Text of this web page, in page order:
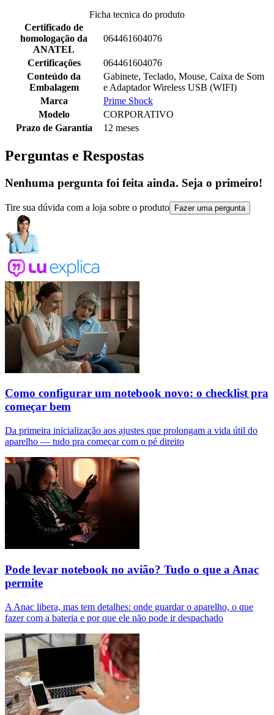
Ficha tecnica do produto
Certificado de
homologação da
ANATEL
064461604076
Certificações
064461604076
Conteúdo da
Embalagem
Gabinete, Teclado, Mouse, Caixa de Som
e Adaptador Wireless USB (WIFI)
Marca
Prime Shock
Modelo
CORPORATIVO
Prazo de Garantia
12 meses
Perguntas e Respostas
Nenhuma pergunta foi feita ainda. Seja o primeiro!
Tire sua dúvida com a loja sobre o produto Fazer uma pergunta
Como configurar um notebook novo: o checklist pra
começar bem
Da primeira inicialização aos ajustes que prolongam a vida útil do
aparelho — tudo pra começar com o pé direito
Pode levar notebook no avião? Tudo o que a Anac
permite
A Anac libera, mas tem detalhes: onde guardar o aparelho, o que
fazer com a bateria e por que ele não pode ir despachado